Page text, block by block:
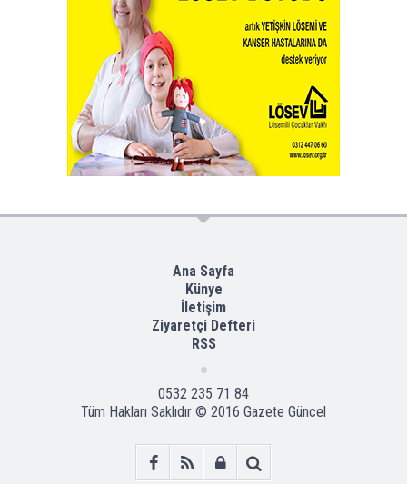
Ana Sayfa
Künye
İletişim
Ziyaretçi Defteri
RSS
0532 235 71 84
Tüm Hakları Saklıdır © 2016 Gazete Güncel